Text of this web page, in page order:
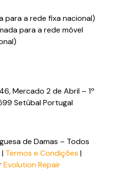
para a rede fixa nacional)
para a rede móvel
Mercado 2 de Abril – 1º
Setúbal Portugal
de Damas – Todos
Termos e Condições |
Evolution Repair